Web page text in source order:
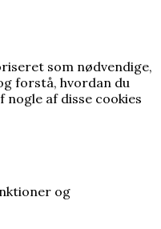
som nødvendige,
forstå, hvordan du
nogle af disse cookies
og